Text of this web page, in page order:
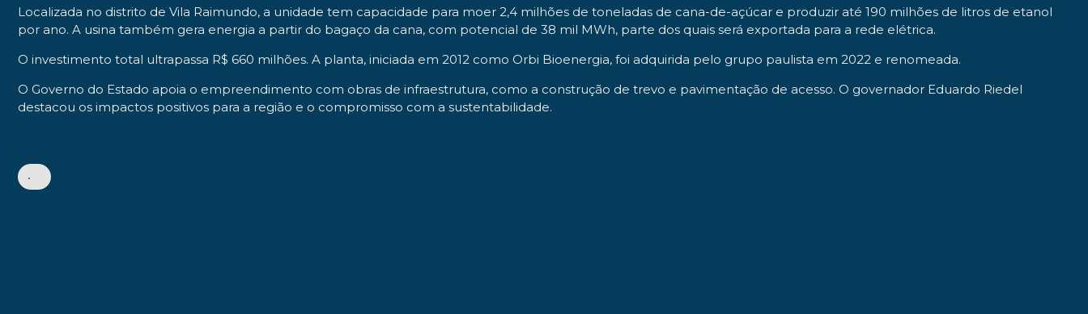
Localizada no distrito de Vila Raimundo, a unidade tem capacidade para moer 2,4 milhões de toneladas de cana-de-açúcar e produzir até 190 milhões de litros de etanol
por ano. A usina também gera energia a partir do bagaço da cana, com potencial de 38 mil MWh, parte dos quais será exportada para a rede elétrica.
O investimento total ultrapassa R$ 660 milhões. A planta, iniciada em 2012 como Orbi Bioenergia, foi adquirida pelo grupo paulista em 2022 e renomeada.
O Governo do Estado apoia o empreendimento com obras de infraestrutura, como a construção de trevo e pavimentação de acesso. O governador Eduardo Riedel
destacou os impactos positivos para a região e o compromisso com a sustentabilidade.
•